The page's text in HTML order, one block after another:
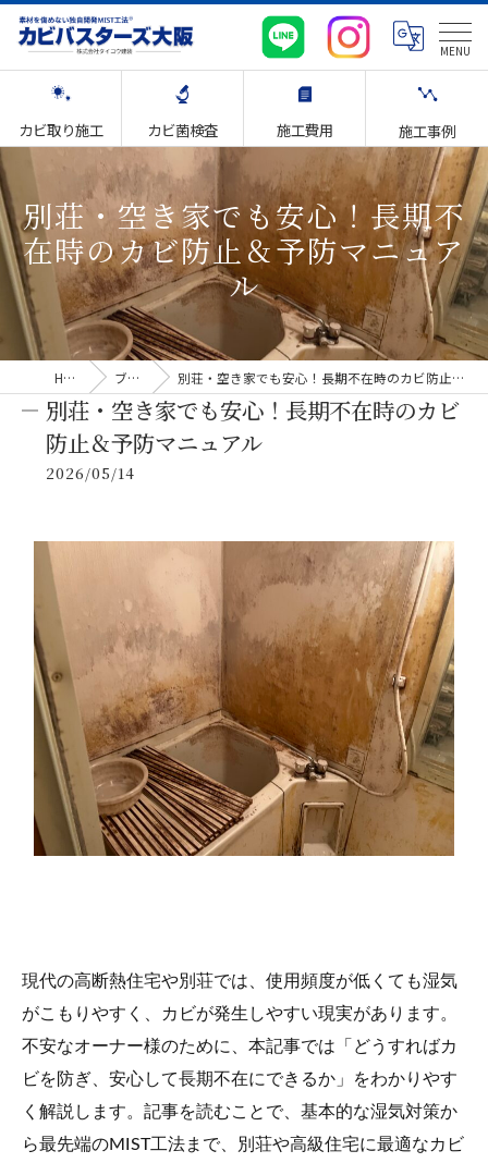
カビ取り施工 カビ菌検査 施工費用 施工事例
別荘・空き家でも安心！長期不
在時のカビ防止＆予防マニュア
ル
HOME ブログ 別荘・空き家でも安心！長期不在時のカビ防止＆予防マニュアル
別荘・空き家でも安心！長期不在時のカビ
防止＆予防マニュアル
2026/05/14
現代の高断熱住宅や別荘では、使用頻度が低くても湿気
がこもりやすく、カビが発生しやすい現実があります。
不安なオーナー様のために、本記事では「どうすればカ
ビを防ぎ、安心して長期不在にできるか」をわかりやす
く解説します。記事を読むことで、基本的な湿気対策か
ら最先端のMIST工法まで、別荘や高級住宅に最適なカビ